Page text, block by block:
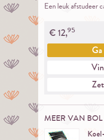
Een leuk afstudeer
€12,95
MEER VAN BOL